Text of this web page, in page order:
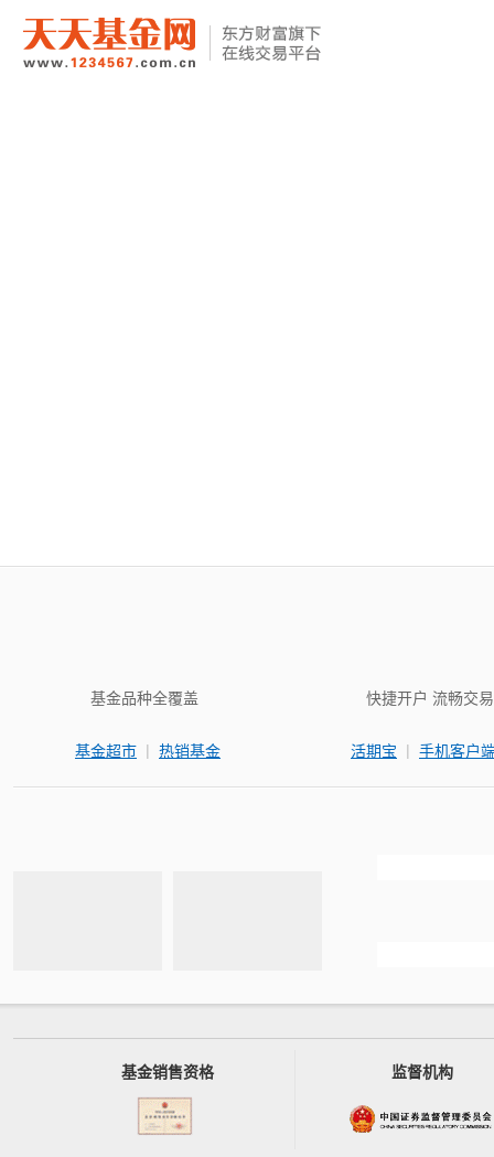
基金品种全覆盖
基金超市 | 热销基金
快捷开户 流畅交易
活期宝 | 手机客户
基金销售资格 监督机构